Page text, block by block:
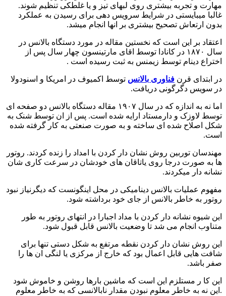
مهارت و تجربه بیشتری روی لبهای تیز و یا غلطکی تنظیم شوند.
غالبا میبایستی در شرایط سرویس دهی برای رسیدن به عملکرد
بدون ارتعاش تصحیح بیشتری بر انها انجام میشد.
اعتقاد بر این است که نخستین مقاله در مورد دستگاه بالانس در
سال ۱۸۷۰ در کانادا توسط اقای مارتینسون چهار سال پس از
اختراع دینام توسط زیمنس به ثبت رسیده است .
در ابتدای قرن فناوری بالانس توسط اکمیوف در امریکا و اسنودولا
در سویس دگرگونی دریافت.
اما نه به اندازه که در سال ۱۹۰۷ مقاله دستگاه بالانس دو صفحه ای
توسط لاوزک و دارمستاد ارایه شده است. پس از ان توسط شنک به
شکل اصلاح شده ای ساخته و به صورت صنعتی به کار گرفته شده
است.
مهندسان توربین روش نشان دار کردن با امداد را زنده کردند. روتور
ها به صورت درجا روی یاتاقان های خودشان در سرعت کاری شان
نشانه دار میکردند.
مفهوم عملیات بالانس دینامیکی در محل اینگونست که دیگرنیاز نبود
روتور به خاطر بالانس از جای خود برداشته شود.
این شیوه نشانه دار کردن با مداد اجبارا در انتهای روتور به طور
متناوب انجام می شد تا وضعیت بالانس قابل قبول شود.
این روش نشان دار کردن نقطه مرتفع به شکل دستی تنها برای
شافت هایی قابل اعمال بود که خارج از مرکزی یا لنگی ان ها را
صفر باشد.
این کا ر مستلزم این است که ماشین بارها روشن و خاموش شود
.این نه به خاطر معلوم نبودن مقدار نابالانسی که به خاطر معلوم